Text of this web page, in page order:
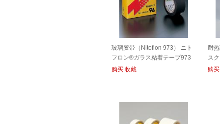
玻璃胶带（Nitoflon 973） ニト
フロン®ガラス粘着テープ973
TAPE
购买 收藏
耐
ス
购买